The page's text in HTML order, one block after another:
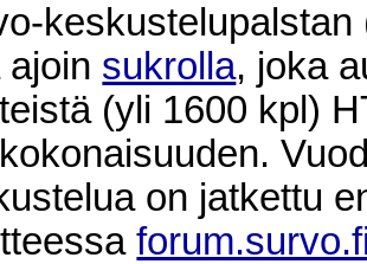
ajoin sukrolla, joka
(yli 1600 kpl)
on jatkettu